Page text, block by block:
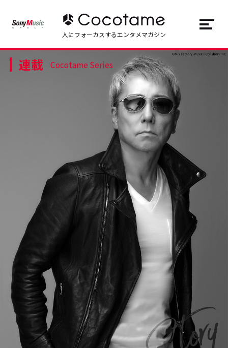
トップ Top
Cocotameとは About
#エンタメ業界のちょっといい話
#サステナブルな取り組み #スタッフが語る
#リクルート
JP EN
人にフォーカスするエンタメマガジン
連載 Cocotame Series